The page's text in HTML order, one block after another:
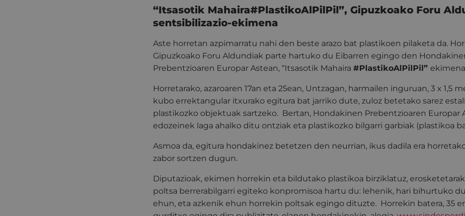
“Itsasotik Mahaira#PlastikoAlPilPil”, Gipuzkoako Foru
sentsibilizazio-ekimena
Aste horretan azpimarratu nahi den beste arazo bat plastikoen pilaketa da.
Gipuzkoako Foru Aldundiak parte hartuko du Eibarren egingo den
Prebentzioaren Europar Astean, “Itsasotik Mahaira #PlastikoAlPilPil”
Horretarako, azaroaren 17an eta 25ean, Untzagan, harmailen inguruan, 3 x 1,5
kubo errektangular itxurako egitura bat jarriko dute, zuloz betetako sarez
plastikozko objektuak sartzeko. Bertan, Hondakinen Prebentzioaren Europar
edozeinek laga ahalko ditu ontziak eta plastikozko bilgarri garbiak (plastikoa
Asmoa da, egitura hondakinez betetzen den neurrian, ikus dadila era
zabor sortzen dugun.
Diputazioak, ekimen horrekin eta bildutako plastikoa birziklatuz,
poltsa berrerabilgarri egiteko konpromisoa hartu du: lehenik, hari bihurtuko
ehun, eta azkenik ehun horrekin poltsak egingo dituzte. Horrekin batera, 35